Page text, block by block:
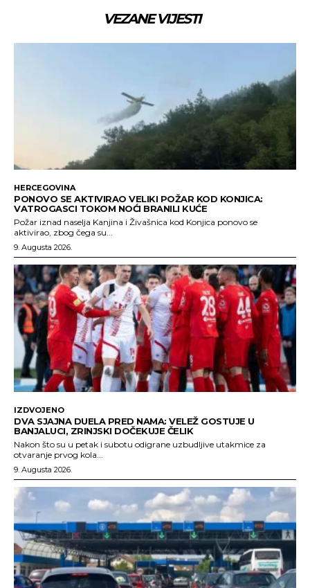
VEZANE VIJESTI
HERCEGOVINA
PONOVO SE AKTIVIRAO VELIKI POŽAR KOD KONJICA:
VATROGASCI TOKOM NOĆI BRANILI KUĆE
Požar iznad naselja Kanjina i Živašnica kod Konjica ponovo se
aktivirao, zbog čega su...
9. Augusta 2026.
IZDVOJENO
DVA SJAJNA DUELA PRED NAMA: VELEŽ GOSTUJE U
BANJALUCI, ZRINJSKI DOČEKUJE ČELIK
Nakon što su u petak i subotu odigrane uzbudljive utakmice za
otvaranje prvog kola...
9. Augusta 2026.